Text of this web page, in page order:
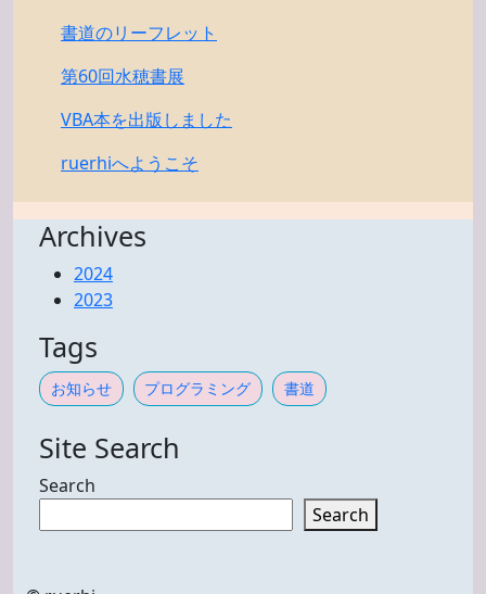
書道のリーフレット
第60回水穂書展
VBA本を出版しました
ruerhiへようこそ
Archives
2024
2023
Tags
お知らせ プログラミング 書道
Site Search
Search
Search